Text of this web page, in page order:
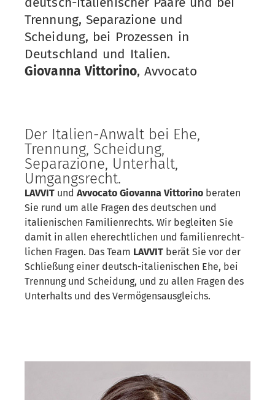
Trennung, Separazione und
Scheidung, bei Prozessen in
Deutschland und Italien.
Giovanna Vittorino, Avvocato
Der Italien-Anwalt bei Ehe,
Trennung, Scheidung,
Separazione, Unterhalt,
Umgangsrecht.
LAVVIT und Avvocato Giovanna Vittorino beraten
Sie rund um alle Fragen des deutschen und
italienischen Familien­rechts. Wir begleiten Sie
damit in allen eherecht­lichen und familien­recht­
lichen Fragen. Das Team LAVVIT berät Sie vor der
Schließung einer deutsch-italienischen Ehe, bei
Trennung und Scheidung, und zu allen Fragen des
Unterhalts und des Vermögens­ausgleichs.